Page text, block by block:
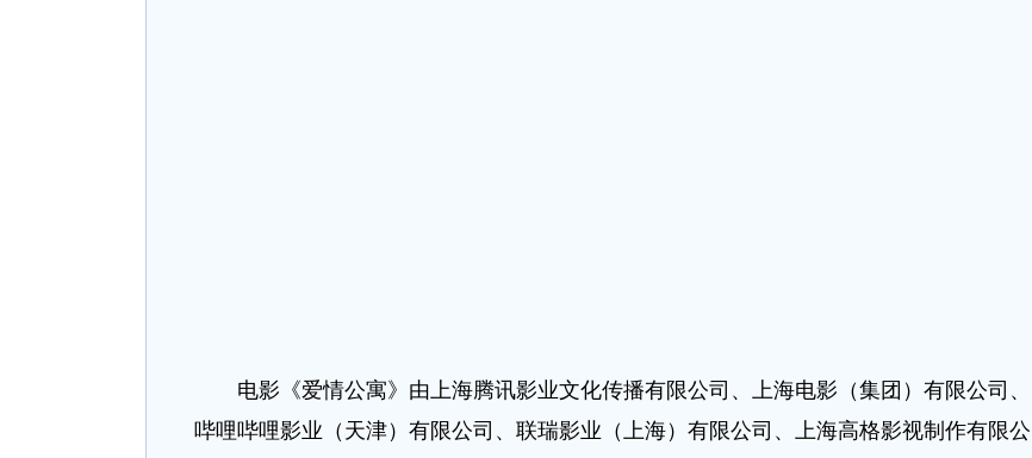
电影《爱情公寓》由上海腾讯影业文化传播有限公司、上海电影（集团）有限公司、
哔哩哔哩影业（天津）有限公司、联瑞影业（上海）有限公司、上海高格影视制作有限公